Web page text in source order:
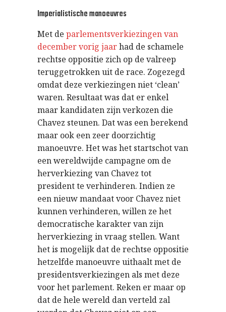
Imperialistische manoeuvres
Met de parlementsverkiezingen van
december vorig jaarhad de schamele
rechtse oppositie zich op de valreep
teruggetrokken uit de race. Zogezegd
omdat deze verkiezingen niet ‘clean’
waren. Resultaat was dat er enkel
maar kandidaten zijn verkozen die
Chavez steunen. Dat was een berekend
maar ook een zeer doorzichtig
manoeuvre. Het was het startschot van
een wereldwijde campagne om de
herverkiezing van Chavez tot
president te verhinderen. Indien ze
een nieuw mandaat voor Chavez niet
kunnen verhinderen, willen ze het
democratische karakter van zijn
herverkiezing in vraag stellen. Want
het is mogelijk dat de rechtse oppositie
hetzelfde manoeuvre uithaalt met de
presidentsverkiezingen als met deze
voor het parlement. Reken er maar op
dat de hele wereld dan verteld zal